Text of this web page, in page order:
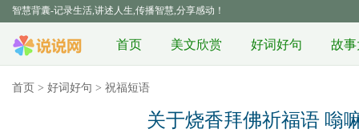
智慧背囊-记录生活,讲述人生,传播智慧,分享感动！
首页 美文欣赏 好词好句 故
首页 > 好词好句 > 祝福短语
关于烧香拜佛祈福语 嗡